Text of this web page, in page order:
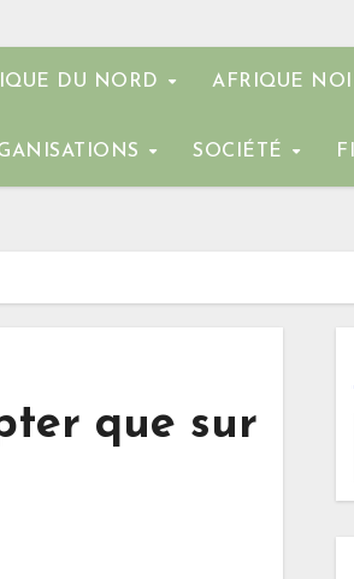
DU NORD AFRIQUE
SOCIÉTÉ
que sur